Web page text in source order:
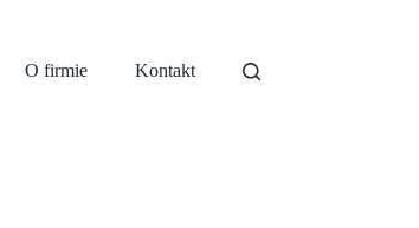
O firmie Kontakt